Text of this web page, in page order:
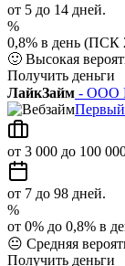
от 5 до 14 дней.
%
0,8% в день (ПСК
🙂 Высокая
Получить деньги
ЛайкЗайм - ООО
Первый
от 3 000 до 100
от 7 до 98 дней.
%
от 0% до 0,8% в
😐 Средняя
Получить деньги